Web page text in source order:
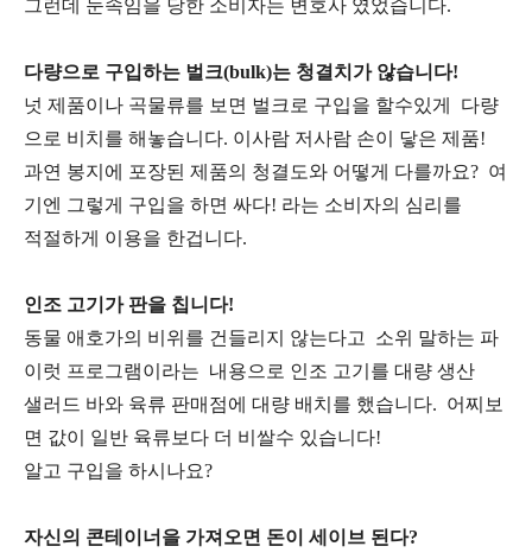
그런데 눈속임을 당한 소비자는 변호사 였었습니다.
다량으로 구입하는 벌크(bulk)는 청결치가 않습니다!
넛 제품이나 곡물류를 보면 벌크로 구입을 할수있게 다량
으로 비치를 해놓습니다. 이사람 저사람 손이 닿은 제품!
과연 봉지에 포장된 제품의 청결도와 어떻게 다를까요? 여
기엔 그렇게 구입을 하면 싸다! 라는 소비자의 심리를
적절하게 이용을 한겁니다.
인조 고기가 판을 칩니다!
동물 애호가의 비위를 건들리지 않는다고 소위 말하는 파
이럿 프로그램이라는 내용으로 인조 고기를 대량 생산
샐러드 바와 육류 판매점에 대량 배치를 했습니다. 어찌보
면 값이 일반 육류보다 더 비쌀수 있습니다!
알고 구입을 하시나요?
자신의 콘테이너을 가져오면 돈이 세이브 된다?